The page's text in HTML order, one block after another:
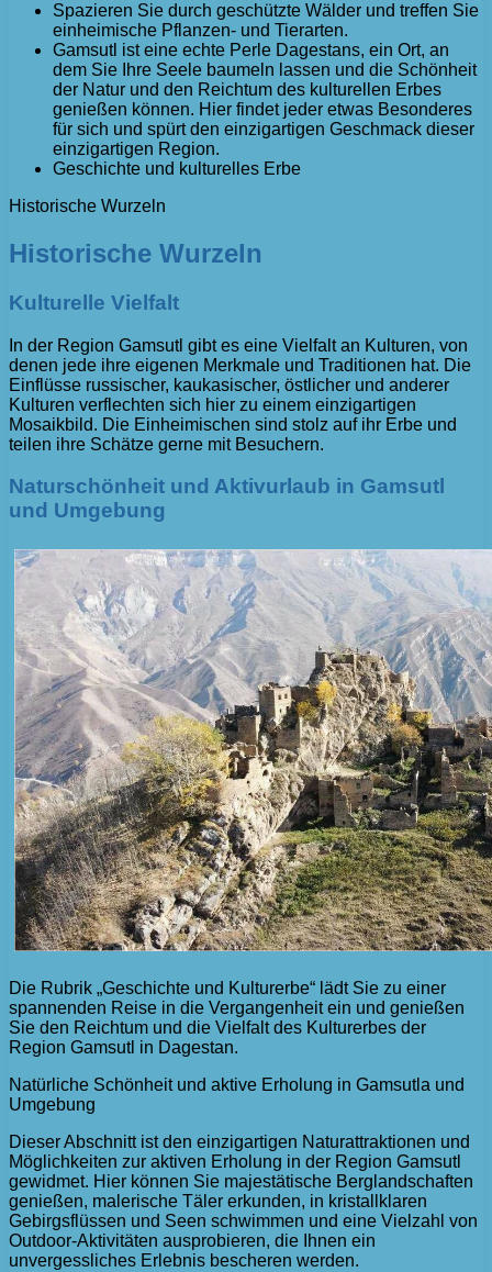
Spazieren Sie durch geschützte Wälder und treffen Sie
einheimische Pflanzen- und Tierarten.
Gamsutl ist eine echte Perle Dagestans, ein Ort, an
dem Sie Ihre Seele baumeln lassen und die Schönheit
der Natur und den Reichtum des kulturellen Erbes
genießen können. Hier findet jeder etwas Besonderes
für sich und spürt den einzigartigen Geschmack dieser
einzigartigen Region.
Geschichte und kulturelles Erbe
Historische Wurzeln
Historische Wurzeln
Kulturelle Vielfalt
In der Region Gamsutl gibt es eine Vielfalt an Kulturen, von
denen jede ihre eigenen Merkmale und Traditionen hat. Die
Einflüsse russischer, kaukasischer, östlicher und anderer
Kulturen verflechten sich hier zu einem einzigartigen
Mosaikbild. Die Einheimischen sind stolz auf ihr Erbe und
teilen ihre Schätze gerne mit Besuchern.
Naturschönheit und Aktivurlaub in Gamsutl
und Umgebung
Die Rubrik „Geschichte und Kulturerbe“ lädt Sie zu einer
spannenden Reise in die Vergangenheit ein und genießen
Sie den Reichtum und die Vielfalt des Kulturerbes der
Region Gamsutl in Dagestan.
Natürliche Schönheit und aktive Erholung in Gamsutla und
Umgebung
Dieser Abschnitt ist den einzigartigen Naturattraktionen und
Möglichkeiten zur aktiven Erholung in der Region Gamsutl
gewidmet. Hier können Sie majestätische Berglandschaften
genießen, malerische Täler erkunden, in kristallklaren
Gebirgsflüssen und Seen schwimmen und eine Vielzahl von
Outdoor-Aktivitäten ausprobieren, die Ihnen ein
unvergessliches Erlebnis bescheren werden.